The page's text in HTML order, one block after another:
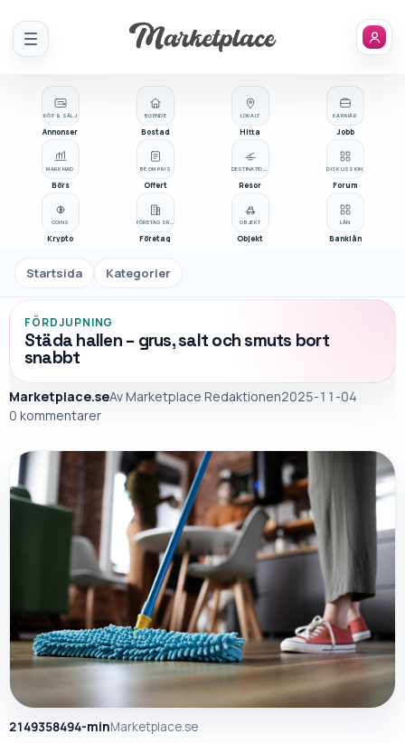
Meny
KÖP & SÄLJ
Annonser
BOENDE
Bostad
OBJEKT
Objekt
BE OM PRIS
Offert
Företag
LÅN
Banklån
MARKNAD
Börs
LOKALT
Hitta
KARRIÄR
Jobb
Resor
COINS
Krypto
DISKUSSION
Forum
Startsida Kategorier
FÖRDJUPNING
Städa hallen – grus, salt och smuts bort
snabbt
Marketplace.seAvMarketplace Redaktionen2025-11-04
0 kommentarer
2149358494-minMarketplace.se